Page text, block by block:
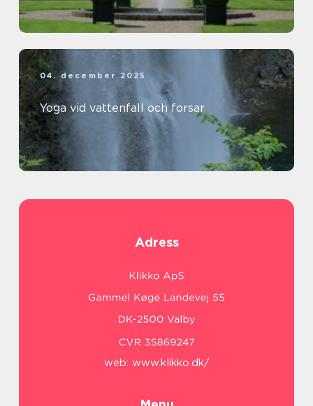
04. december 2025
Yoga vid vattenfall och forsar
Adress
web: www.klikko.dk/